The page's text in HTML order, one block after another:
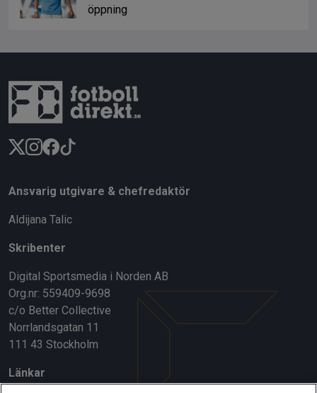
öppning
Ansvarig utgivare & chefredaktör
Aldijana Talic
Skribenter
Digital Sportsmedia i Norden AB
Org.nr: 559409-9698
c/o Better Collective
Norrlandsgatan 11
111 43 Stockholm
Länkar